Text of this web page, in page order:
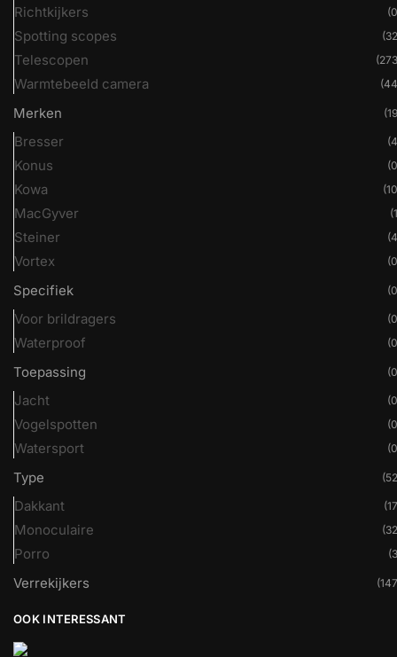
Richtkijkers
Spotting scopes
Telescopen
Warmtebeeld camera
Merken
Bresser
Konus
Kowa
MacGyver
Steiner
Vortex
Specifiek
Voor brildragers
Waterproof
Toepassing
Jacht
Vogelspotten
Watersport
Type
Dakkant
Monoculaire
Porro
Verrekijkers
OOK INTERESSANT